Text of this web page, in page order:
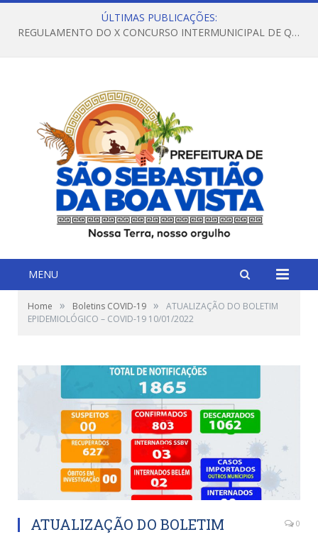
ÚLTIMAS PUBLICAÇÕES:
REGULAMENTO DO X CONCURSO INTERMUNICIPAL DE QUADRILHAS JUNINAS – 2026 – ARRAIÁ DA VENEZA
MENU
Home » Boletins COVID-19 »
ATUALIZAÇÃO DO BOLETIM
EPIDEMIOLÓGICO – COVID-19 10/01/2022
ATUALIZAÇÃO DO BOLETIM
0